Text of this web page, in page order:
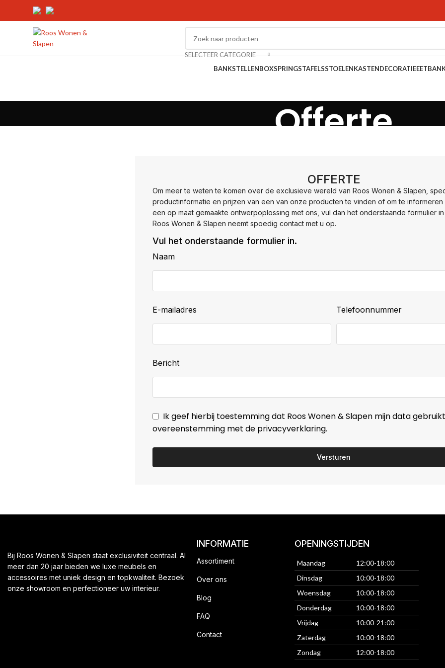
SELECTEER CATEGORIE
BANKSTELLENBOXSPRINGSTAFELSSTOELENKASTENDECORATIE
Offerte
OFFERTE
Om meer te weten te komen over de exclusieve wereld van Roos Wonen & Slapen,
productinformatie en prijzen van een van onze producten te vinden of om te
een op maat gemaakte ontwerpoplossing met ons, vul dan het onderstaande formulier
Roos Wonen & Slapen neemt spoedig contact met u op.
Vul het onderstaande formulier in.
Naam
E-mailadres Telefoonnummer
Bericht
Ik geef hierbij toestemming dat Roos Wonen & Slapen mijn data
overeenstemming met de privacyverklaring.
Versturen
Bij Roos Wonen & Slapen staat exclusiviteit centraal. Al
meer dan 20 jaar bieden we luxe meubels en
accessoires met uniek design en topkwaliteit. Bezoek
onze showroom en perfectioneer uw interieur.
INFORMATIE
Assortiment
Over ons
Blog
FAQ
Contact
OPENINGSTIJDEN
Maandag
12:00-18:00
Dinsdag
10:00-18:00
Woensdag
10:00-18:00
Donderdag
10:00-18:00
Vrijdag
10:00-21:00
Zaterdag
10:00-18:00
Zondag
12:00-18:00